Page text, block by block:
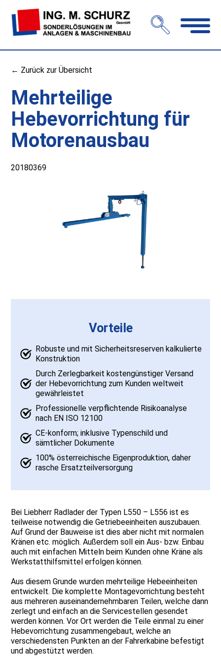
← Zurück zur Übersicht
Mehrteilige
Hebevorrichtung für
Motorenausbau
20180369
Vorteile
Robuste und mit Sicherheitsreserven kalkulierte
Konstruktion
Durch Zerlegbarkeit kostengünstiger Versand
der Hebevorrichtung zum Kunden weltweit
gewährleistet
Professionelle verpflichtende Risikoanalyse
nach EN ISO 12100
CE-konform; inklusive Typenschild und
sämtlicher Dokumente
100% österreichische Eigenproduktion, daher
rasche Ersatzteilversorgung
Bei Liebherr Radlader der Typen L550 – L556 ist es
teilweise notwendig die Getriebeeinheiten auszubauen.
Auf Grund der Bauweise ist dies aber nicht mit normalen
Kränen etc. möglich. Außerdem soll ein Aus- bzw. Einbau
auch mit einfachen Mitteln beim Kunden ohne Kräne als
Werkstatthilfsmittel erfolgen können.
Aus diesem Grunde wurden mehrteilige Hebeeinheiten
entwickelt. Die komplette Montagevorrichtung besteht
aus mehreren auseinandernehmbaren Teilen, welche dann
zerlegt und einfach an die Servicestellen gesendet
werden können. Vor Ort werden die Teile einmal zu einer
Hebevorrichtung zusammengebaut, welche an
verschiedensten Punkten an der Fahrerkabine befestigt
und abgestützt werden.